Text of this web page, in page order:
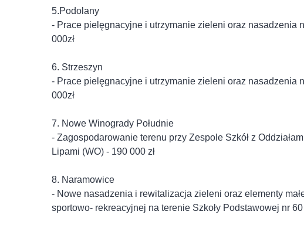
5.Podolany
- Prace pielęgnacyjne i utrzymanie zieleni oraz nasadzenia
000zł
6. Strzeszyn
- Prace pielęgnacyjne i utrzymanie zieleni oraz nasadzenia
000zł
7. Nowe Winogrady Południe
- Zagospodarowanie terenu przy Zespole Szkół z
Lipami (WO) - 190 000 zł
8. Naramowice
- Nowe nasadzenia i rewitalizacja zieleni oraz elementy
sportowo- rekreacyjnej na terenie Szkoły Podstawowej nr 60